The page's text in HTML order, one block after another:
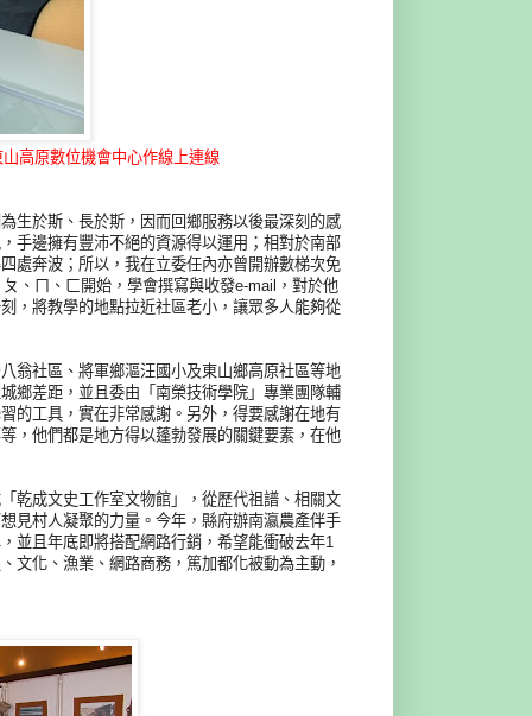
高原數位機會中心作線上連線
生於斯、長於斯，因而回鄉服務以後最深刻的感
手邊擁有豐沛不絕的資源得以運用；相對於南部
處奔波；所以，我在立委任內亦曾開辦數梯次免
、ㄇ、ㄈ開始，學會撰寫與收發e-mail，對於他
，將教學的地點拉近社區老小，讓眾多人能夠從
翁社區、將軍鄉漚汪國小及東山鄉高原社區等地
鄉差距，並且委由「南榮技術學院」專業團隊輔
的工具，實在非常感謝。另外，得要感謝在地有
，他們都是地方得以蓬勃發展的關鍵要素，在他
乾成文史工作室文物館」，從歷代祖譜、相關文
見村人凝聚的力量。今年，縣府辦南瀛農產伴手
並且年底即將搭配網路行銷，希望能衝破去年1
文化、漁業、網路商務，篤加都化被動為主動，